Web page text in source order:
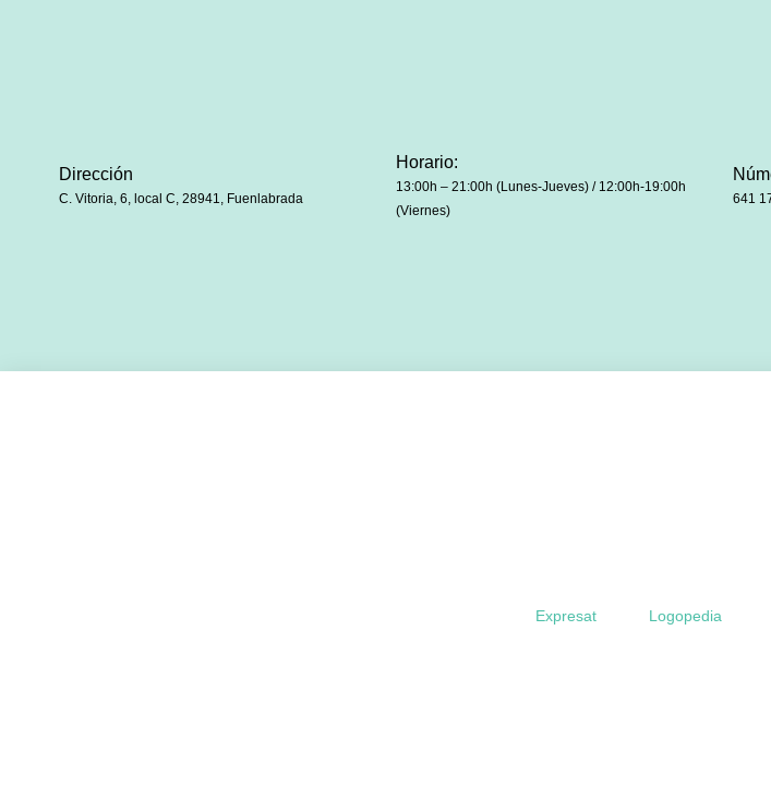
Dirección
C. Vitoria, 6, local C, 28941, Fuenlabrada
Horario:
13:00h – 21:00h (Lunes-Jueves) / 12:00h-19:00h
(Viernes)
641
Expresat Logopedia